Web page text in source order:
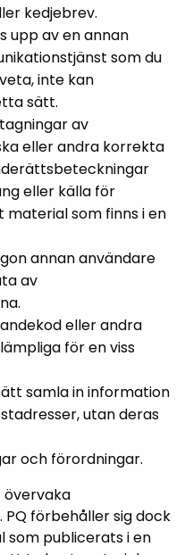
kedjebrev.
upp av en annan
som du
inte kan
sätt.
av
eller andra korrekta
eller källa för
som finns i en
annan användare
av
eller andra
för en viss
samla in information
utan deras
och förordningar.
övervaka
förbehåller sig dock
publicerats i en